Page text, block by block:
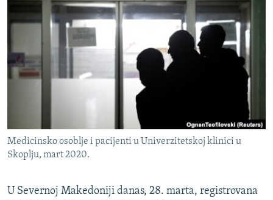
INFOGRAFIKE
KINA NA BALKANU
RSE PRIČE IZ SVIJETA
ISPRIČAJ MI
DNEVNO@RSE
GENOCID U SREBRENICI
TV LIBERTY
PRATITE NAS
Sve RFE/RL stranice
Medicinsko osoblje i pacijenti u Univerzitetskoj klinici u
Skoplju, mart 2020.
U Severnoj Makedoniji danas, 28. marta, registrovana